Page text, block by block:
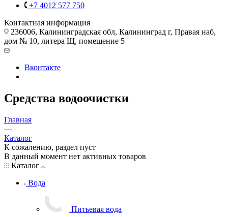
+7 4012 577 750
Контактная информация
236006, Калининградская обл, Калининград г, Правая наб,
дом № 10, литера Щ, помещение 5
Вконтакте
Средства водоочистки
Главная
—
Каталог
К сожалению, раздел пуст
В данный момент нет активных товаров
Каталог
Вода
Питьевая вода